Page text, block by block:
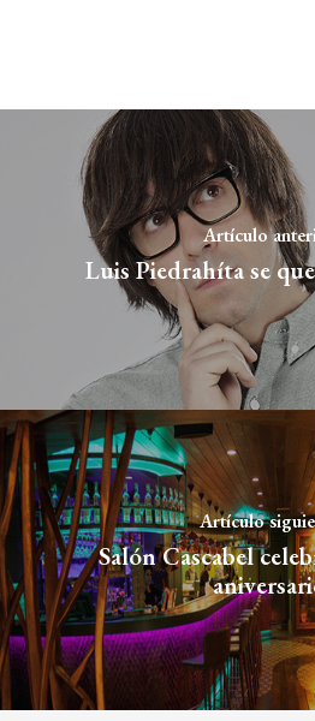
Artículo
Luis Piedrahíta se
Artículo
Salón Cascabel